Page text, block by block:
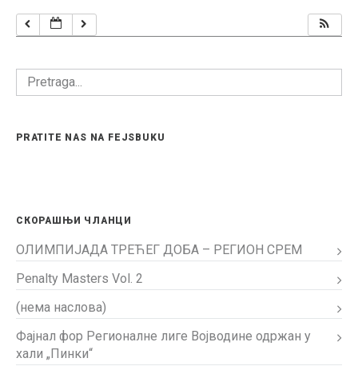
PRATITE NAS NA FEJSBUKU
СКОРАШЊИ ЧЛАНЦИ
ОЛИМПИЈАДА ТРЕЋЕГ ДОБА – РЕГИОН СРЕМ
Penalty Masters Vol. 2
(нема наслова)
Фајнал фор Регионалне лиге Војводине одржан у
хали „Пинки“